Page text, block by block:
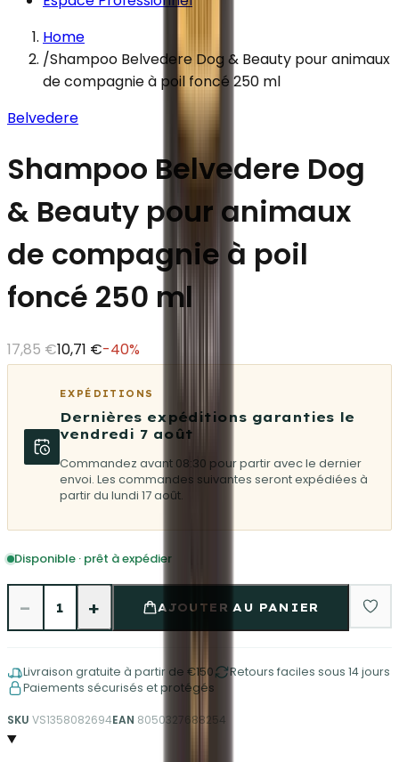
Home
/Shampoo Belvedere Dog & Beauty pour animaux
de compagnie à poil foncé 250 ml
Belvedere
Shampoo Belvedere Dog
& Beauty pour animaux
de compagnie à poil
foncé 250 ml
17,85 €10,71 €-40%
EXPÉDITIONS
Dernières expéditions garanties le
vendredi 7 août
Commandez avant 08:30 pour partir avec le dernier
envoi. Les commandes suivantes seront expédiées à
partir du lundi 17 août.
Disponible · prêt à expédier
− 1 + AJOUTER AU PANIER
Livraison gratuite à partir de €150
Retours faciles sous 14 jours
Paiements sécurisés et protégés
SKU VS1358082694EAN 8050327688254